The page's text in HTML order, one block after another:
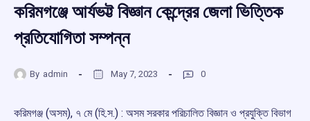
করিমগঞ্জে আর্যভট্ট বিজ্ঞান কেন্দ্রের জেলা ভিত্তিক
প্রতিযোগিতা সম্পন্ন
By admin May 7, 2023 0
করিমগঞ্জ (অসম), ৭ মে (হি.স.) : অসম সরকার পরিচালিত বিজ্ঞান ও প্রযুক্তি বিভাগ